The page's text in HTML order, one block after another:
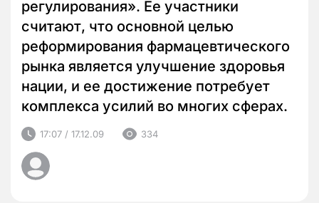
регулирования». Ее участники
считают, что основной целью
реформирования фармацевтического
рынка является улучшение здоровья
нации, и ее достижение потребует
комплекса усилий во многих сферах.
17:07 / 17.12.09 334